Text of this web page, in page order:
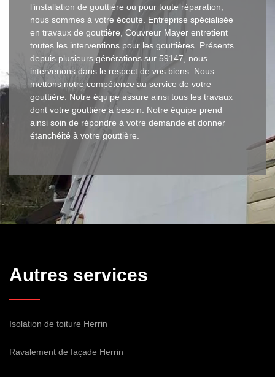
l’installation de gouttière ou pour toute réparation,
nous sommes à votre écoute. Entreprise spécialisée
en travaux de gouttière, Couvreur Mayer entretient
toutes les interventions pour les gouttières. Présents
depuis plusieurs générations sur 59147, nous
intervenons dans le respect de vos biens. Nous
mettons notre compétence au service de votre
gouttière. Notre équipe assure ainsi tous les travaux
dont votre gouttière a besoin. Notre équipe prend
ainsi soin de répondre à votre demande et donner
étanchéité à votre gouttière.
Autres services
Isolation de toiture Herrin
Ravalement de façade Herrin